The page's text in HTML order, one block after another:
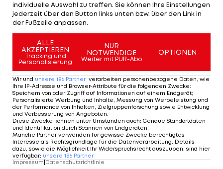
Meister freilich nicht kommuniziert.
"Ich bin sehr gern in Salzburg"
Sportchef Christoph Freund: "Wir sind sehr froh,
die Spekulationen um unseren TrainerMarco Rose
mit der heutigen Vertragsverlängerung beenden
zu können. Mit dieser für uns sehr wichtigen
Personalentscheidung können wir jetzt
gemeinsam unseren vollen Fokus und unsere
Energie auf die Vorbereitung für die kommende
Saison richten. Wir freuen uns schon jetzt auf eine
spannende und herausfordernde Saison 2018/19!"
individuelle Auswahl zu treffen. Sie können Ihre Einstellungen
jederzeit über den Button links unten bzw. über den Link in
der Fußzeile anpassen.
ALLE
AKZEPTIEREN
Tracking und
Personalisierung
NUR
NOTWENDIGE
Weiter mit PUR-Abo
OPTIONEN
Wir und unsere 186 Partner verarbeiten personenbezogene Daten, wie
Ihre IP-Adresse und Browser-Attribute für die folgenden Zwecke:
Speichern von oder Zugriff auf Informationen auf einem Endgerät;
Personalisierte Werbung und Inhalte, Messung von Werbeleistung und
der Performance von Inhalten, Zielgruppenforschung sowie Entwicklung
und Verbesserung von Angeboten
Diese Zwecke können unter Umständen auch: Genaue Standortdaten
und Identifikation durch Scannen von Endgeräten
Manche Partner verwenden für gewisse Zwecke berechtigtes
Interesse als Rechtsgrundlage für die Datenverarbeitung. Details
dazu, sowie die Möglichkeit Ihr Widerspruchsrecht auszuüben, sind hier
verfügbar: unsere 186 Partner
Impressum|Datenschutzrichtlinie